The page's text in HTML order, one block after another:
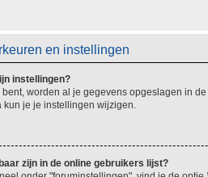
en instellingen
instellingen?
worden al je gegevens opgeslagen in
je je instellingen wijzigen.
zijn in de online gebruikers lijst?